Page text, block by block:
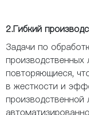
2.Гибкий
Задачи по
повторяющиеся,
в жесткости и
производственной